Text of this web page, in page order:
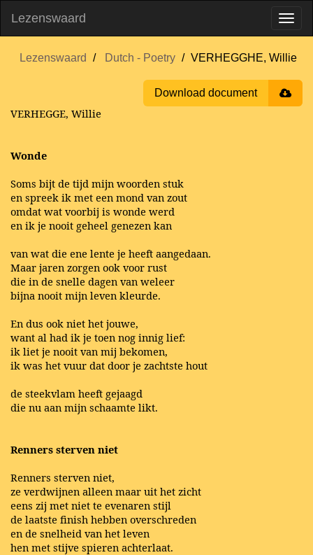
Lezenswaard
Lezenswaard Dutch - Poetry VERHEGGHE, Willie
Download document
VERHEGGE, Willie
Wonde
Soms bijt de tijd mijn woorden stuk
en spreek ik met een mond van zout
omdat wat voorbij is wonde werd
en ik je nooit geheel genezen kan
van wat die ene lente je heeft aangedaan.
Maar jaren zorgen ook voor rust
die in de snelle dagen van weleer
bijna nooit mijn leven kleurde.
En dus ook niet het jouwe,
want al had ik je toen nog innig lief:
ik liet je nooit van mij bekomen,
ik was het vuur dat door je zachtste hout
de steekvlam heeft gejaagd
die nu aan mijn schaamte likt.
Renners sterven niet
Renners sterven niet,
ze verdwijnen alleen maar uit het zicht
eens zij met niet te evenaren stijl
de laatste finish hebben overschreden
en de snelheid van het leven
hen met stijve spieren achterlaat.